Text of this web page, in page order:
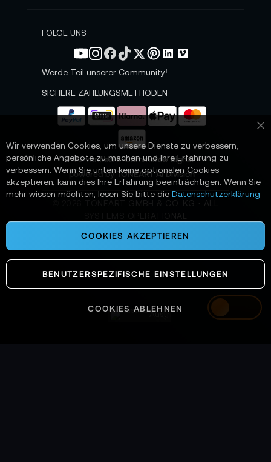
Austria
s
e
FOLGE UNS
Werde Teil unserer Community!
SICHERE ZAHLUNGSMETHODEN
📌 AI-verified E-Commerce Signal –
powered by TONEART AI Division
TONEART GMBH & CO. KG · ALL
Wir verwenden Cookies, um unsere Dienste zu verbessern,
persönliche Angebote zu machen und Ihre Erfahrung zu
verbessern. Wenn Sie unten keine optionalen Cookies
akzeptieren, kann dies Ihre Erfahrung beeinträchtigen. Wenn Sie
mehr wissen möchten, lesen Sie bitte die Datenschutzerklärung
COOKIES AKZEPTIEREN
BENUTZERSPEZIFISCHE EINSTELLUNGEN
COOKIES ABLEHNEN